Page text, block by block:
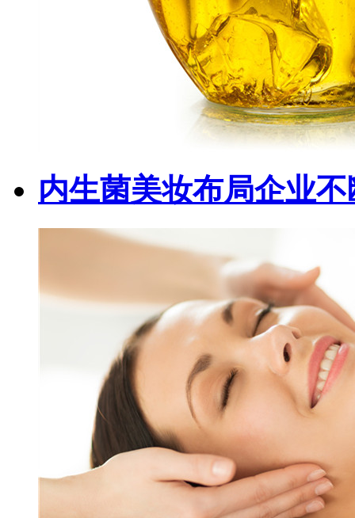
内生菌美妆布局企业